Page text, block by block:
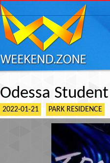
Odessa
2022-01-21 PARK RESIDENCE